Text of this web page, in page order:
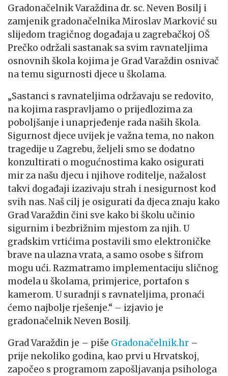
Gradonačelnik Varaždina dr. sc. Neven Bosilj i
zamjenik gradonačelnika Miroslav Marković su
slijedom tragičnog događaja u zagrebačkoj OŠ
Prečko održali sastanak sa svim ravnateljima
osnovnih škola kojima je Grad Varaždin osnivač
na temu sigurnosti djece u školama.
„Sastanci s ravnateljima održavaju se redovito,
na kojima raspravljamo o prijedlozima za
poboljšanje i unaprjeđenje rada naših škola.
Sigurnost djece uvijek je važna tema, no nakon
tragedije u Zagrebu, željeli smo se dodatno
konzultirati o mogućnostima kako osigurati
mir za našu djecu i njihove roditelje, nažalost
takvi događaji izazivaju strah i nesigurnost kod
svih nas. Naš cilj je osigurati da djeca znaju kako
Grad Varaždin čini sve kako bi školu učinio
sigurnim i bezbrižnim mjestom za njih. U
gradskim vrtićima postavili smo elektroničke
brave na ulazna vrata, a samo osobe s šifrom
mogu ući. Razmatramo implementaciju sličnog
modela u školama, primjerice, portafon s
kamerom. U suradnji s ravnateljima, pronaći
ćemo najbolje rješenje.“ – izjavio je
gradonačelnik Neven Bosilj.
Grad Varaždin je – piše Gradonačelnik.hr –
prije nekoliko godina, kao prvi u Hrvatskoj,
započeo s programom zapošljavanja psihologa